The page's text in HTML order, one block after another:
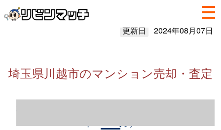
更新日 2024年08月07日
埼玉県川越市のマンション売却・査定
埼玉県川越市のマンション売却情報（2023